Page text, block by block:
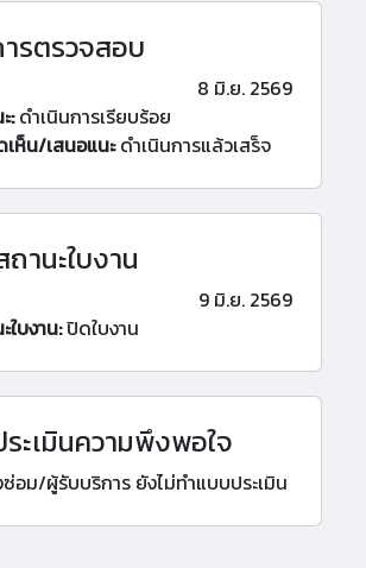
รตรวจสอบ
8 มิ.ย. 2569
:ดำเนินการเรียบร้อย
ห็น/เสนอแนะดำเนินการแล้วเสร็จ
ถานะใบงาน
9 มิ.ย. 2569
ใบงาน:ปิดใบงาน
ระเมินความพึงพอใจ
อม/ผู้รับบริการ ยังไม่ทำแบบประเมิน